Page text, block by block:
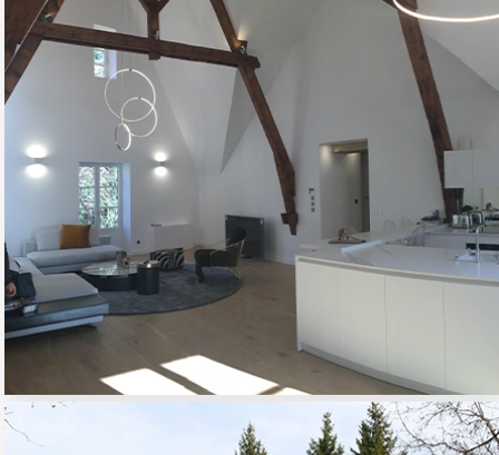
RÉNOVATION
APPARTEMENT
INDIVIDUEL
01 - HABITAT RESIDENTIEL